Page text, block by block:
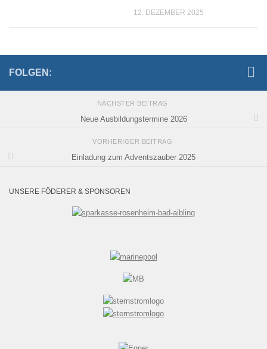
12. DEZEMBER 2025
FOLGEN:
NÄCHSTER BEITRAG
Neue Ausbildungstermine 2026
VORHERIGER BEITRAG
Einladung zum Adventszauber 2025
UNSERE FÖDERER & SPONSOREN